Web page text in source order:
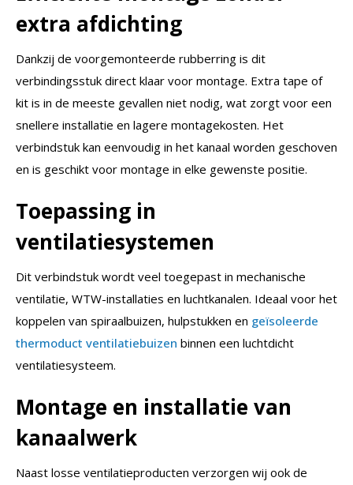
extra afdichting
Dankzij de voorgemonteerde rubberring is dit
verbindingsstuk direct klaar voor montage. Extra tape of
kit is in de meeste gevallen niet nodig, wat zorgt voor een
snellere installatie en lagere montagekosten. Het
verbindstuk kan eenvoudig in het kanaal worden geschoven
en is geschikt voor montage in elke gewenste positie.
Toepassing in
ventilatiesystemen
Dit verbindstuk wordt veel toegepast in mechanische
ventilatie, WTW-installaties en luchtkanalen. Ideaal voor het
koppelen van spiraalbuizen, hulpstukken en geïsoleerde
thermoduct ventilatiebuizen binnen een luchtdicht
ventilatiesysteem.
Montage en installatie van
kanaalwerk
Naast losse ventilatieproducten verzorgen wij ook de